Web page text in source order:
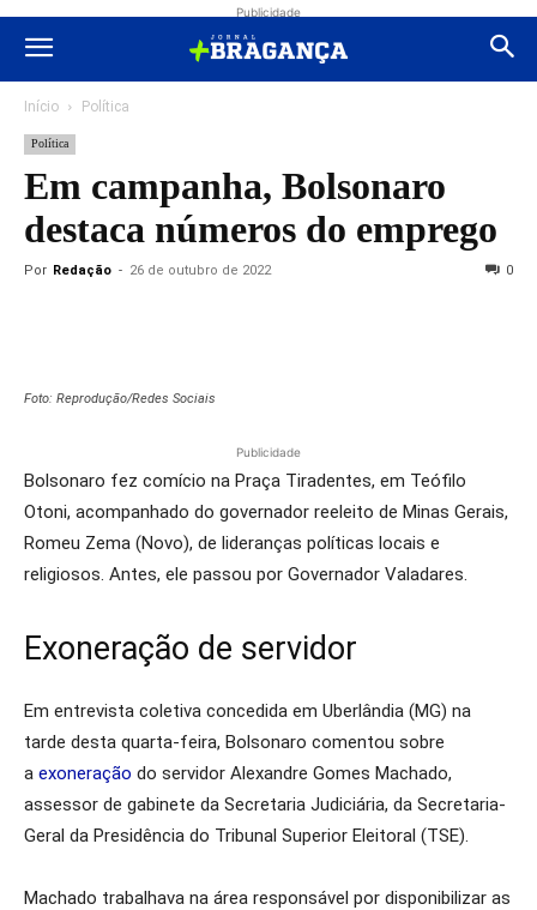
Publicidade
Início Política
Política
Em campanha, Bolsonaro
destaca números do emprego
Por Redação - 26 de outubro de 2022 0
Foto: Reprodução/Redes Sociais
Publicidade
Bolsonaro fez comício na Praça Tiradentes, em Teófilo
Otoni, acompanhado do governador reeleito de Minas Gerais,
Romeu Zema (Novo), de lideranças políticas locais e
religiosos. Antes, ele passou por Governador Valadares.
Exoneração de servidor
Em entrevista coletiva concedida em Uberlândia (MG) na
tarde desta quarta-feira, Bolsonaro comentou sobre
a exoneração do servidor Alexandre Gomes Machado,
assessor de gabinete da Secretaria Judiciária, da Secretaria-
Geral da Presidência do Tribunal Superior Eleitoral (TSE).
Machado trabalhava na área responsável por disponibilizar as